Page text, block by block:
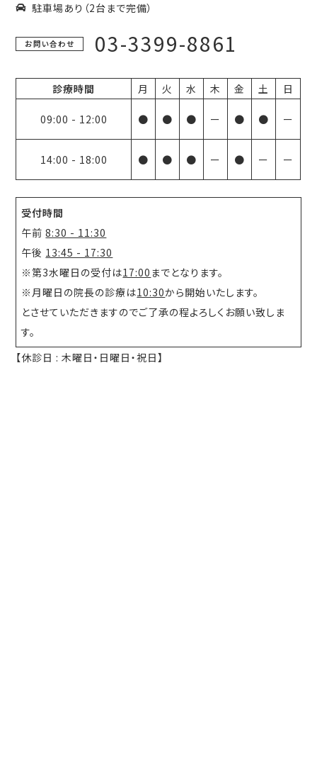
駐車場あり（2台まで完備）
お問い合わせ 03-3399-8861
診療時間 月 火 水 木 金 土 日
09:00 - 12:00 ● ● ● ー ● ● ー
14:00 - 18:00 ● ● ● ー ● ー ー
受付時間
午前8:30 - 11:30
午後 13:45 - 17:30
※第3水曜日の受付は17:00 までとなります。
※月曜日の院長の診療は10:30から開始いたします。
とさせていただきますのでご了承の程よろしくお願い致しま
す。
【休診日 : 木曜日・日曜日・祝日】